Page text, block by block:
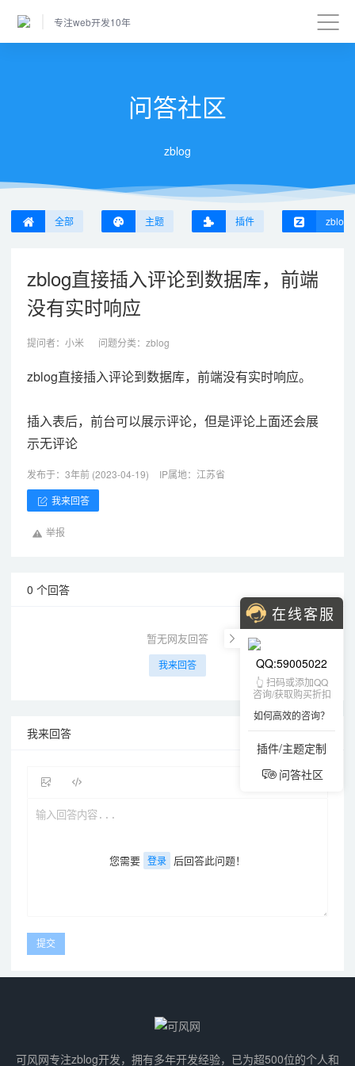
专注web开发10年
问答社区
zblog
全部 主题 插件 zblog
zblog直接插入评论到数据库，前端
没有实时响应
提问者： 小米 问题分类： zblog
zblog直接插入评论到数据库，前端没有实时响应。
插入表后，前台可以展示评论，但是评论上面还会展
示无评论
发布于：3年前 (2023-04-19) IP属地：江苏省
我来回答
举报
0 个回答
暂无网友回答
我来回答
我来回答
您需要 登录 后回答此问题！
可风网专注zblog开发，拥有多年开发经验，已为超500位的个人和
在线客服
QQ:59005022
👆 扫码或添加QQ
咨询/获取购买折扣
如何高效的咨询？
插件/主题定制
问答社区